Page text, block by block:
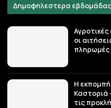
Δημοφηλεστερα εβδομάδας
οι
πληρωμές
Η
Καστοριά
τις